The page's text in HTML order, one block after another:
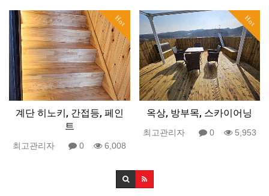
Hot
계단 히노키, 간접등, 페인
트
최고관리자 0 6,008
Hot
옥상, 방부목, 스카이어닝
최고관리자 0 5,953